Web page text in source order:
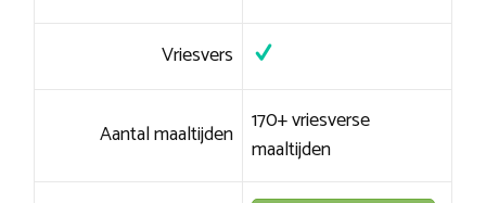
Vriesvers
Aantal maaltijden 170+ vriesverse
maaltijden